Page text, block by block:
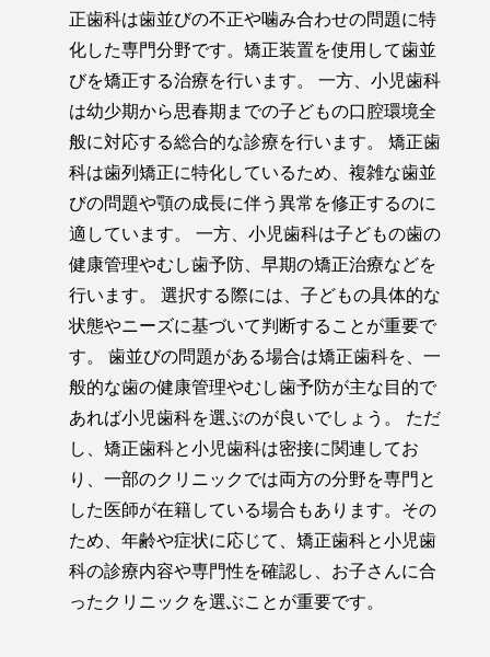
正歯科は歯並びの不正や噛み合わせの問題に特
化した専門分野です。矯正装置を使用して歯並
びを矯正する治療を行います。 一方、小児歯科
は幼少期から思春期までの子どもの口腔環境全
般に対応する総合的な診療を行います。 矯正歯
科は歯列矯正に特化しているため、複雑な歯並
びの問題や顎の成長に伴う異常を修正するのに
適しています。 一方、小児歯科は子どもの歯の
健康管理やむし歯予防、早期の矯正治療などを
行います。 選択する際には、子どもの具体的な
状態やニーズに基づいて判断することが重要で
す。 歯並びの問題がある場合は矯正歯科を、一
般的な歯の健康管理やむし歯予防が主な目的で
あれば小児歯科を選ぶのが良いでしょう。 ただ
し、矯正歯科と小児歯科は密接に関連してお
り、一部のクリニックでは両方の分野を専門と
した医師が在籍している場合もあります。その
ため、年齢や症状に応じて、矯正歯科と小児歯
科の診療内容や専門性を確認し、お子さんに合
ったクリニックを選ぶことが重要です。